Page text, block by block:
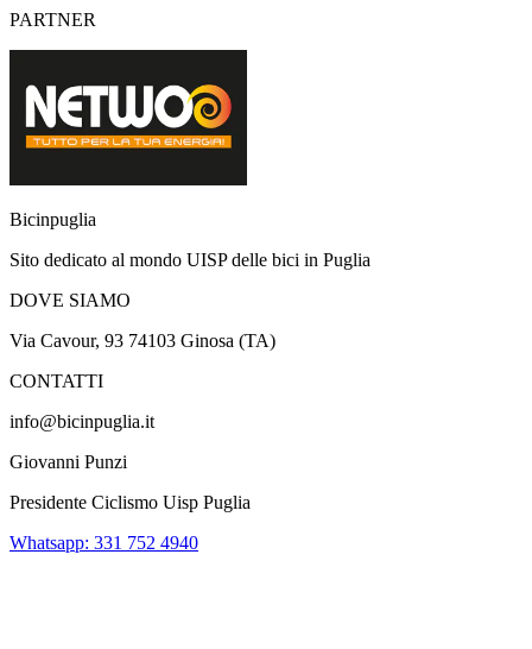
PARTNER
Bicinpuglia
Sito dedicato al mondo UISP delle bici in Puglia
DOVE SIAMO
Via Cavour, 93 74103 Ginosa (TA)
CONTATTI
info@bicinpuglia.it
Giovanni Punzi
Presidente Ciclismo Uisp Puglia
Whatsapp: 331 752 4940